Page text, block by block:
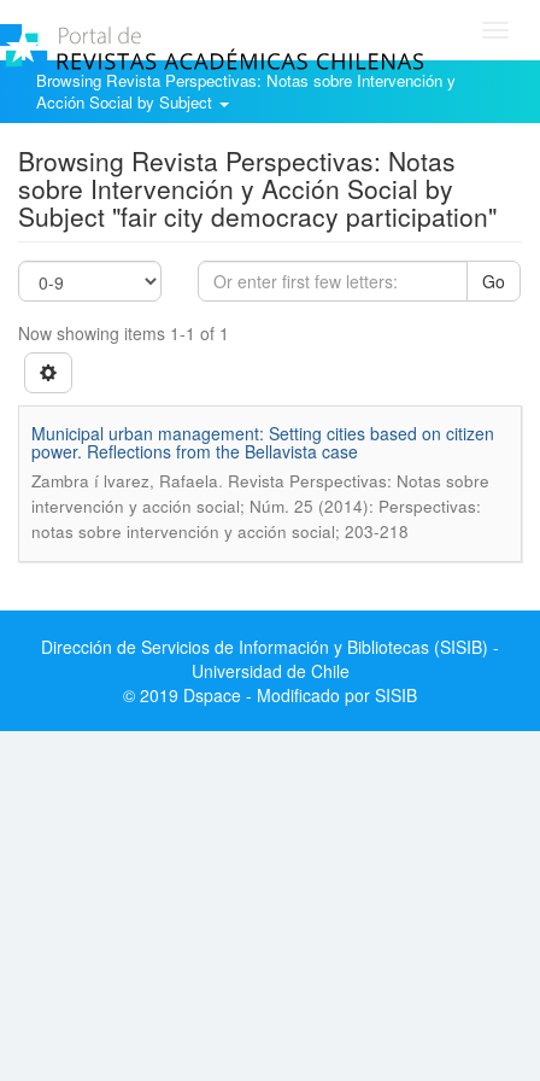
Browsing Revista Perspectivas: Notas sobre Intervención y
Acción Social by Subject
Browsing Revista Perspectivas: Notas
sobre Intervención y Acción Social by
Subject "fair city democracy participation"
Go
Now showing items 1-1 of 1
Municipal urban management: Setting cities based on citizen
power. Reflections from the Bellavista case
Zambra í lvarez, Rafaela. Revista Perspectivas: Notas sobre
intervención y acción social; Núm. 25 (2014): Perspectivas:
notas sobre intervención y acción social; 203-218
Dirección de Servicios de Información y Bibliotecas (SISIB) -
Universidad de Chile
© 2019 Dspace - Modificado por SISIB